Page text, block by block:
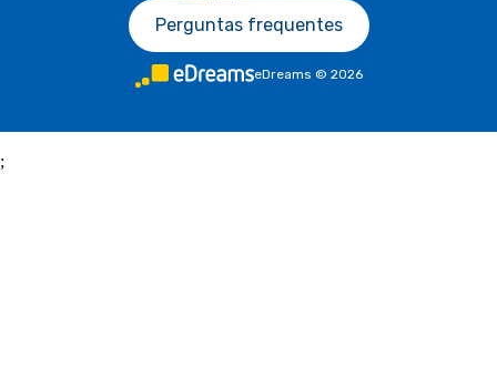
Perguntas frequentes
eDreams © 2026
;